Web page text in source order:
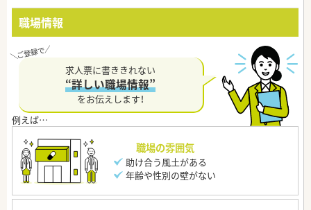
職場情報
求人票に書ききれない
“詳しい職場情報”
をお伝えします！
職場の雰囲気
助け合う風土がある
年齢や性別の壁がない